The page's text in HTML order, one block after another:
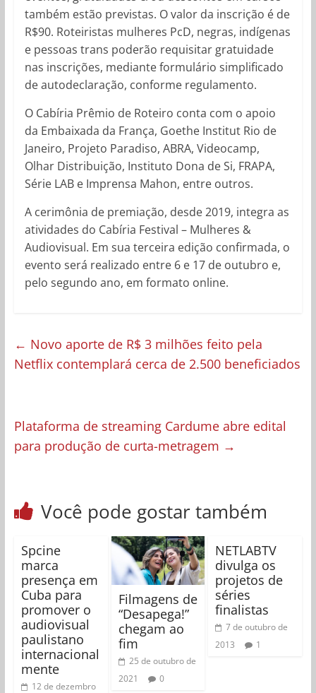
também estão previstas. O valor da inscrição é de
R$90. Roteiristas mulheres PcD, negras, indígenas
e pessoas trans poderão requisitar gratuidade
nas inscrições, mediante formulário simplificado
de autodeclaração, conforme regulamento.
O Cabíria Prêmio de Roteiro conta com o apoio
da Embaixada da França, Goethe Institut Rio de
Janeiro, Projeto Paradiso, ABRA, Videocamp,
Olhar Distribuição, Instituto Dona de Si, FRAPA,
Série LAB e Imprensa Mahon, entre outros.
A cerimônia de premiação, desde 2019, integra as
atividades do Cabíria Festival – Mulheres &
Audiovisual. Em sua terceira edição confirmada, o
evento será realizado entre 6 e 17 de outubro e,
pelo segundo ano, em formato online.
← Novo aporte de R$ 3 milhões feito pela
Netflix contemplará cerca de 2.500 beneficiados
Plataforma de streaming Cardume abre edital
para produção de curta-metragem →
Você pode gostar também
Spcine
marca
presença em
Cuba para
promover o
audiovisual
paulistano
internacional
mente
12 de dezembro
Filmagens de
“Desapega!”
chegam ao
fim
25 de outubro de
2021
0
NETLABTV
divulga os
projetos de
séries
finalistas
7 de outubro de
2013
1